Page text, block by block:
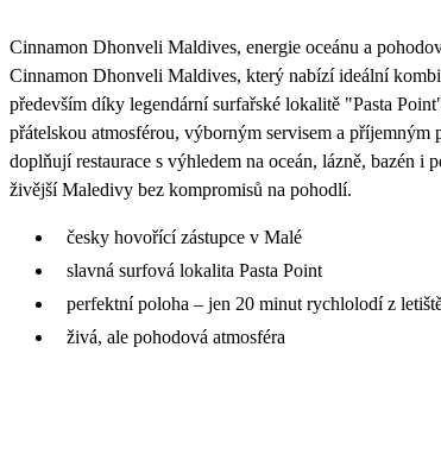
Cinnamon Dhonveli Maldives, energie oceánu a
Cinnamon Dhonveli Maldives, který nabízí ideální
především díky legendární surfařské lokalitě "Pasta
přátelskou atmosférou, výborným servisem a
doplňují restaurace s výhledem na oceán, lázně, bazén
živější Maledivy bez kompromisů na pohodlí.
česky hovořící zástupce v Malé
slavná surfová lokalita Pasta Point
perfektní poloha – jen 20 minut rychlolodí z
živá, ale pohodová atmosféra